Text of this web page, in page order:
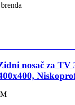
nosač za TV